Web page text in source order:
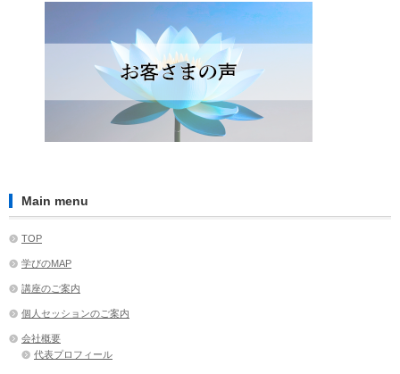
Main menu
TOP
学びのMAP
講座のご案内
個人セッションのご案内
会社概要
代表プロフィール